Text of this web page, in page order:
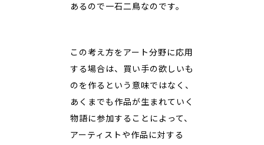
あるので一石二鳥なのです。
この考え方をアート分野に応用
する場合は、買い手の欲しいも
のを作るという意味ではなく、
あくまでも作品が生まれていく
物語に参加することによって、
アーティストや作品に対する